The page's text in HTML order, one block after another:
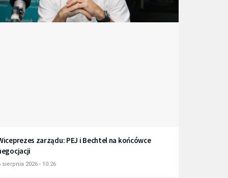
zarządu: PEJ i Bechtel na końcówce
sierpnia 2026 - 10:26